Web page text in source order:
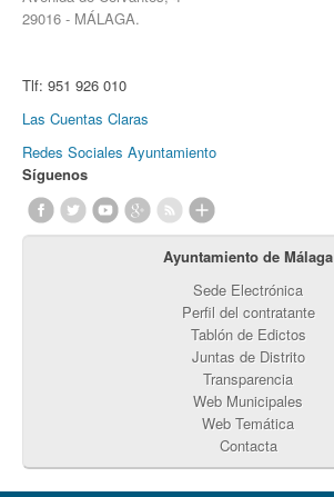
29016 - MÁLAGA.
Tlf: 951 926 010
Las Cuentas Claras
Redes Sociales Ayuntamiento
Síguenos
Ayuntamiento de Málaga
Sede Electrónica
Perfil del contratante
Tablón de Edictos
Juntas de Distrito
Transparencia
Web Municipales
Web Temática
Contacta